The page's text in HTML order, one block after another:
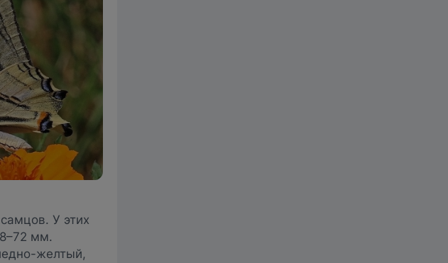
У этих
мм.
желтый,